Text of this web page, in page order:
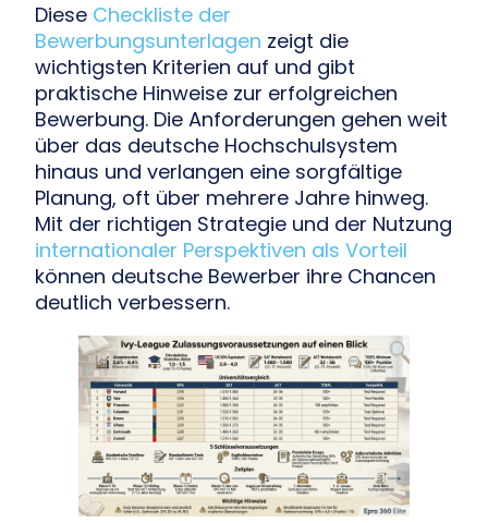
Diese Checkliste der
Bewerbungsunterlagen zeigt die
wichtigsten Kriterien auf und gibt
praktische Hinweise zur erfolgreichen
Bewerbung. Die Anforderungen gehen weit
über das deutsche Hochschulsystem
hinaus und verlangen eine sorgfältige
Planung, oft über mehrere Jahre hinweg.
Mit der richtigen Strategie und der Nutzung
internationaler Perspektiven als Vorteil
können deutsche Bewerber ihre Chancen
deutlich verbessern.